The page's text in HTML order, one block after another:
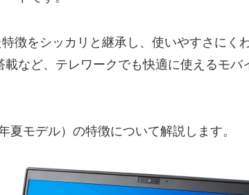
徴をシッカリと継承し、使いやすさにく
など、テレワークでも快適に使えるモバ
夏モデル）の特徴について解説します。